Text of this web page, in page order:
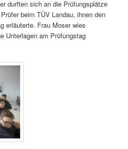
durften sich an die Prüfungsplätze
beim TÜV Landau, ihnen den
erläuterte. Frau Moser wies
Unterlagen am Prüfungstag